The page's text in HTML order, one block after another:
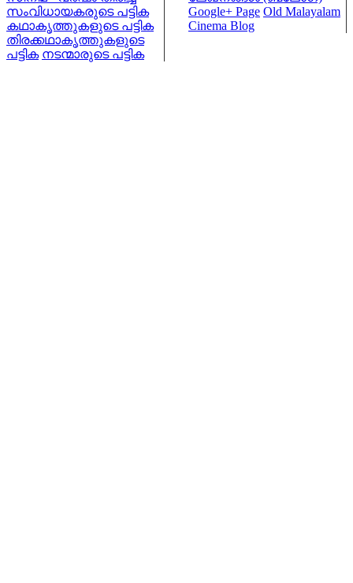
സംവിധായകരുടെ പട്ടിക
കഥാകൃത്തുകളുടെ പട്ടിക
തിരക്കഥാകൃത്തുകളുടെ
പട്ടിക നടന്മാരുടെ പട്ടിക
Google+ Page Old Malayalam
Cinema Blog